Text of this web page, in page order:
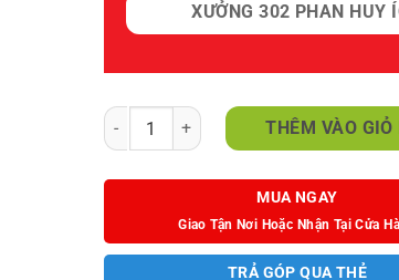
XƯỞNG 302 PHAN HUY
Băng Sofa Thư Giãn A221 số lượng
THÊM VÀO GIỎ
MUA NGAY
Giao Tận Nơi Hoặc Nhận Tại Cửa
TRẢ GÓP QUA THẺ